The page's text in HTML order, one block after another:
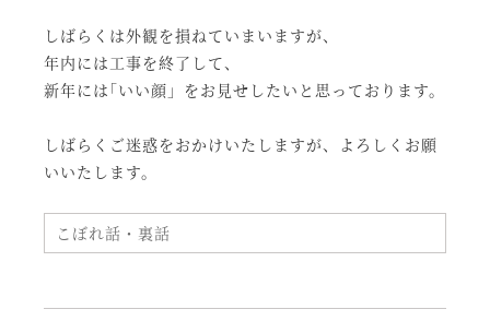
しばらくは外観を損ねていまいますが、
年内には工事を終了して、
新年には｢いい顔」をお見せしたいと思っております。
しばらくご迷惑をおかけいたしますが、よろしくお願
いいたします。
こぼれ話・裏話